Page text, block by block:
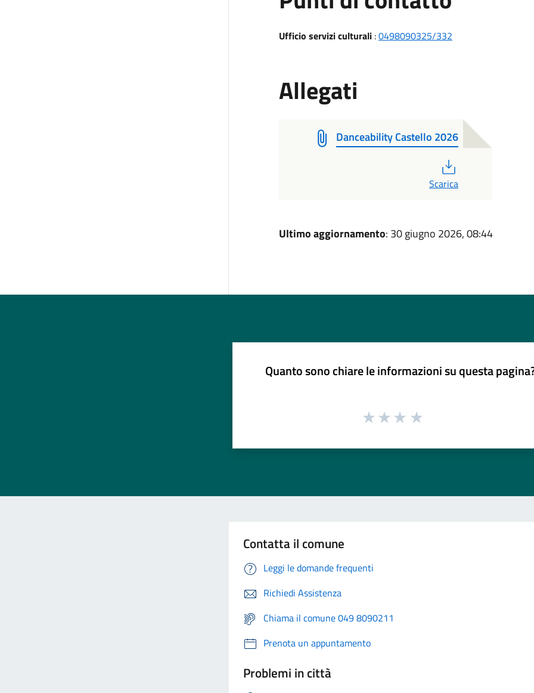
Ufficio servizi culturali :0498090325/332
Allegati
Danceability Castello 2026
Scarica
Ultimo aggiornamento: 30 giugno 2026, 08:44
Quanto sono chiare le informazioni su questa
Contatta il comune
Leggi le domande frequenti
Richiedi Assistenza
Chiama il comune 049 8090211
Prenota un appuntamento
Problemi in città